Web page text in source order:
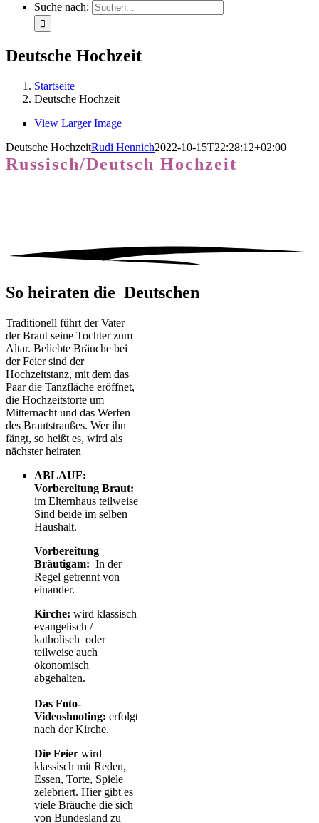
Suche nach:
Deutsche Hochzeit
Startseite
Deutsche Hochzeit
View Larger Image
Deutsche HochzeitRudi Hennich2022-10-15T22:28:12+02:00
Russisch/Deutsch Hochzeit
So heiraten die Deutschen
Traditionell führt der Vater
derBraut seine Tochter zum
Altar. Beliebte Bräuche bei
der Feier sind der
Hochzeitstanz, mit dem das
Paar die Tanzfläche eröffnet,
die Hochzeitstorte um
Mitternacht und das Werfen
des Brautstraußes. Wer ihn
fängt, so heißt es, wird als
nächster heiraten
ABLAUF:
Vorbereitung Braut:
im Elternhaus teilweise
Sind beide im selben
Haushalt.
Vorbereitung
Bräutigam: In der
Regel getrennt von
einander.
Kirche: wird klassisch
evangelisch /
katholisch oder
teilweise auch
ökonomisch
abgehalten.
Das Foto-
Videoshooting: erfolgt
nach der Kirche.
Die Feier wird
klassisch mit Reden,
Essen, Torte, Spiele
zelebriert. Hier gibt es
viele Bräuche die sich
von Bundesland zu